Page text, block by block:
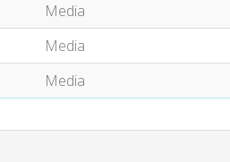
Media
Media
Media